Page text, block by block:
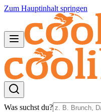
Zum Hauptinhalt springen
Was suchst du?